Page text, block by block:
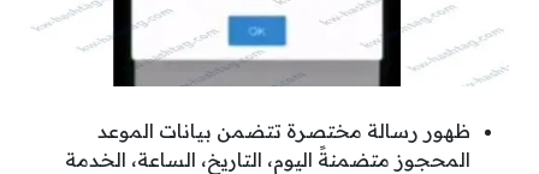
ظهور رسالة مختصرة تتضمن بيانات الموعد
المحجوز متضمنةً اليوم، التاريخ، الساعة، الخدمة